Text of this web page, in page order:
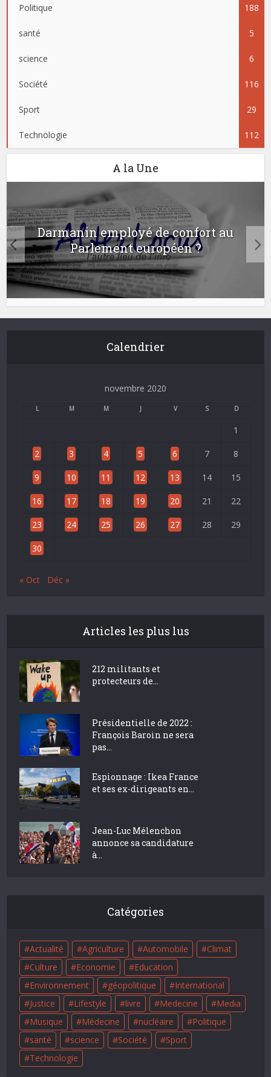
Politique 188
santé 5
science 6
Société 116
Sport 29
Technologie 112
A la Une
Darmanin employé de confort au
Parlement européen ?
Calendrier
novembre 2020
L M M J V S D
1
2 3 4 5 6 7 8
9 10 11 12 13 14 15
16 17 18 19 20 21 22
23 24 25 26 27 28 29
30
« Oct Déc »
Articles les plus lus
212 militants et
protecteurs de...
Présidentielle de 2022 :
François Baroin ne sera
pas...
Espionnage : Ikea France
et ses ex-dirigeants en...
Jean-Luc Mélenchon
annonce sa candidature
à...
Catégories
Actualité Agriculture Automobile
Climat
Culture
Economie
Education
Environnement
géopolitique
International
Justice
Lifestyle livre Medecine
Media
Musique
Médecine nucléaire
Politique
santé
science Société
Sport
Technologie